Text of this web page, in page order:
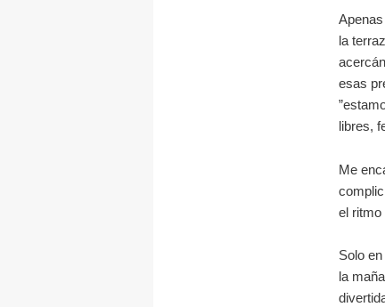
la
esas
libres,
Me
el ritmo
Solo
la